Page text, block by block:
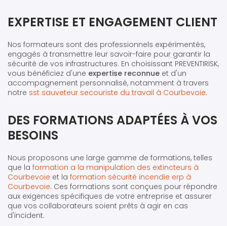
EXPERTISE ET ENGAGEMENT CLIENT
Nos formateurs sont des professionnels expérimentés,
engagés à transmettre leur savoir-faire pour garantir la
sécurité de vos infrastructures. En choisissant PREVENTIRISK,
vous bénéficiez d'une expertise reconnue et d'un
accompagnement personnalisé, notamment à travers
notre sst sauveteur secouriste du travail à Courbevoie.
DES FORMATIONS ADAPTÉES À VOS
BESOINS
Nous proposons une large gamme de formations, telles
que la formation a la manipulation des extincteurs à
Courbevoie et la formation sécurité incendie erp à
Courbevoie. Ces formations sont conçues pour répondre
aux exigences spécifiques de votre entreprise et assurer
que vos collaborateurs soient prêts à agir en cas
d'incident.